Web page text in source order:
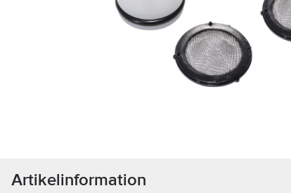
Artikelinformation